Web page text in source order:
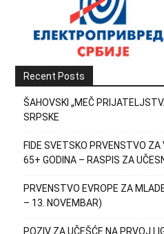
Recent Posts
ŠAHOVSKI „MEČ
SRPSKE
FIDE SVETSKO PRVENSTVO ZA
65+ GODINA – RASPIS ZA
PRVENSTVO EVROPE ZA
– 13. NOVEMBAR)
POZIV ZA UČEŠĆE NA PRVOJ